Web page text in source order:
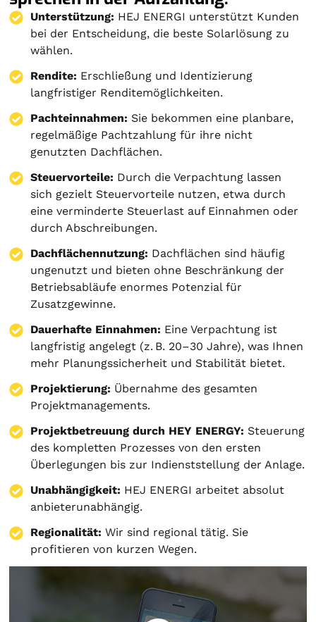
Unterstützung: HEJ ENERGI unterstützt Kunden
bei der Entscheidung, die beste Solarlösung zu
wählen.
Rendite: Erschließung und Identizierung
langfristiger Renditemöglichkeiten.
Pachteinnahmen: Sie bekommen eine planbare,
regelmäßige Pachtzahlung für ihre nicht
genutzten Dachflächen.
Steuervorteile: Durch die Verpachtung lassen
sich gezielt Steuervorteile nutzen, etwa durch
eine verminderte Steuerlast auf Einnahmen oder
durch Abschreibungen.
Dachflächennutzung: Dachflächen sind häufig
ungenutzt und bieten ohne Beschränkung der
Betriebsabläufe enormes Potenzial für
Zusatzgewinne.
Dauerhafte Einnahmen: Eine Verpachtung ist
langfristig angelegt (z. B. 20–30 Jahre), was Ihnen
mehr Planungssicherheit und Stabilität bietet.
Projektierung: Übernahme des gesamten
Projektmanagements.
Projektbetreuung durch HEY ENERGY: Steuerung
des kompletten Prozesses von den ersten
Überlegungen bis zur Indienststellung der Anlage.
Unabhängigkeit: HEJ ENERGI arbeitet absolut
anbieterunabhängig.
Regionalität: Wir sind regional tätig. Sie
profitieren von kurzen Wegen.